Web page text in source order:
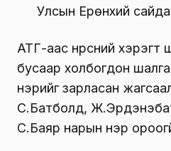
Улсын Ерөнхий
АТГ-аас нүүрсний
бусаар холбогдон
нэрийг зарласан
Сү.Батболд,
С.Баяр нарын нэр